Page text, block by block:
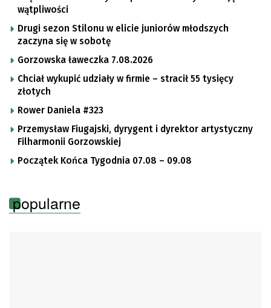
wątpliwości
Drugi sezon Stilonu w elicie juniorów młodszych
zaczyna się w sobotę
Gorzowska ławeczka 7.08.2026
Chciał wykupić udziały w firmie – stracił 55 tysięcy
złotych
Rower Daniela #323
Przemysław Fiugajski, dyrygent i dyrektor artystyczny
Filharmonii Gorzowskiej
Początek Końca Tygodnia 07.08 – 09.08
popularne